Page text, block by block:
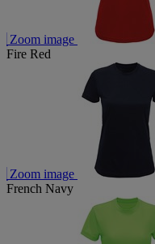
Zoom image
Fire Red
Zoom image
French Navy